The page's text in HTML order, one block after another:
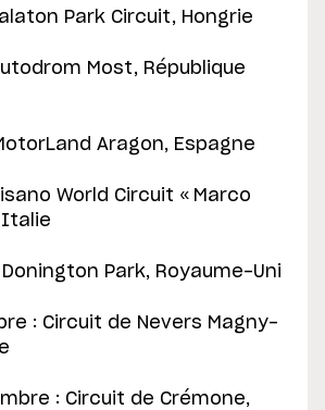
Park Circuit, Hongrie
Most, République
Aragon, Espagne
World Circuit « Marco
Italie
Park, Royaume-Uni
: Circuit de Nevers Magny-
: Circuit de Crémone,